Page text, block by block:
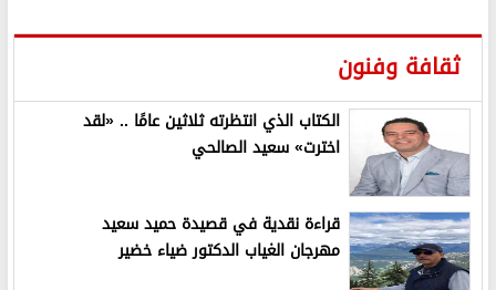
ثقافة وفنون
الكتاب الذي انتظرته ثلاثين عامًا .. «لقد
اخترت» سعيد الصالحي
قراءة نقدية في قصيدة حميد سعيد
مهرجان الغياب الدكتور ضياء خضير